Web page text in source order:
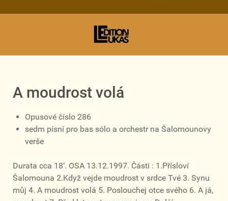
A moudrost volá
Opusové číslo 286
sedm písní pro bas sólo a orchestr na Šalomounovy
verše
Durata cca 18‘. OSA 13.12.1997. Části : 1.Přísloví
Šalomouna 2.Když vejde moudrost v srdce Tvé 3. Synu
můj 4. A moudrost volá 5. Poslouchej otce svého 6. A já,